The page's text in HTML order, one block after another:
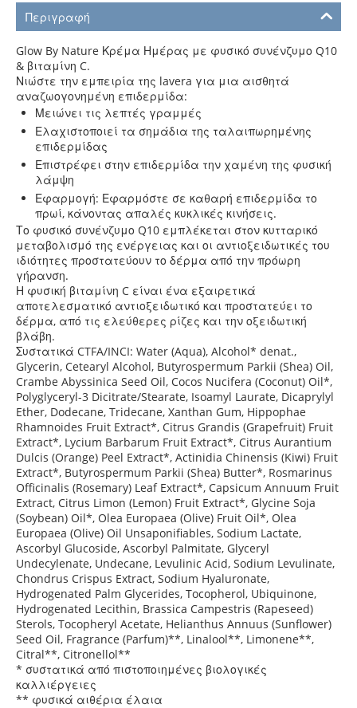
Περιγραφή
Glow By Nature Κρέμα Ημέρας με φυσικό συνένζυμο Q10
& βιταμίνη C.
Νιώστε την εμπειρία της lavera για μια αισθητά
αναζωογονημένη επιδερμίδα:
Μειώνει τις λεπτές γραμμές
Ελαχιστοποιεί τα σημάδια της ταλαιπωρημένης
επιδερμίδας
Επιστρέφει στην επιδερμίδα την χαμένη της φυσική
λάμψη
Εφαρμογή: Εφαρμόστε σε καθαρή επιδερμίδα το
πρωί, κάνοντας απαλές κυκλικές κινήσεις.
Το φυσικό συνένζυμο Q10 εμπλέκεται στον κυτταρικό
μεταβολισμό της ενέργειας και οι αντιοξειδωτικές του
ιδιότητες προστατεύουν το δέρμα από την πρόωρη
γήρανση.
Η φυσική βιταμίνη C είναι ένα εξαιρετικά
αποτελεσματικό αντιοξειδωτικό και προστατεύει το
δέρμα, από τις ελεύθερες ρίζες και την οξειδωτική
βλάβη.
Συστατικά CTFA/INCI: Water (Aqua), Alcohol* denat.,
Glycerin, Cetearyl Alcohol, Butyrospermum Parkii (Shea) Oil,
Crambe Abyssinica Seed Oil, Cocos Nucifera (Coconut) Oil*,
Polyglyceryl-3 Dicitrate/Stearate, Isoamyl Laurate, Dicaprylyl
Ether, Dodecane, Tridecane, Xanthan Gum, Hippophae
Rhamnoides Fruit Extract*, Citrus Grandis (Grapefruit) Fruit
Extract*, Lycium Barbarum Fruit Extract*, Citrus Aurantium
Dulcis (Orange) Peel Extract*, Actinidia Chinensis (Kiwi) Fruit
Extract*, Butyrospermum Parkii (Shea) Butter*, Rosmarinus
Officinalis (Rosemary) Leaf Extract*, Capsicum Annuum Fruit
Extract, Citrus Limon (Lemon) Fruit Extract*, Glycine Soja
(Soybean) Oil*, Olea Europaea (Olive) Fruit Oil*, Olea
Europaea (Olive) Oil Unsaponifiables, Sodium Lactate,
Ascorbyl Glucoside, Ascorbyl Palmitate, Glyceryl
Undecylenate, Undecane, Levulinic Acid, Sodium Levulinate,
Chondrus Crispus Extract, Sodium Hyaluronate,
Hydrogenated Palm Glycerides, Tocopherol, Ubiquinone,
Hydrogenated Lecithin, Brassica Campestris (Rapeseed)
Sterols, Tocopheryl Acetate, Helianthus Annuus (Sunflower)
Seed Oil, Fragrance (Parfum)**, Linalool**, Limonene**,
Citral**, Citronellol**
* συστατικά από πιστοποιημένες βιολογικές
καλλιέργειες
** φυσικά αιθέρια έλαια